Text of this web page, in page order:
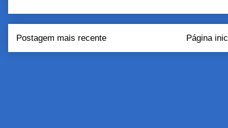
Postagem mais recente Página